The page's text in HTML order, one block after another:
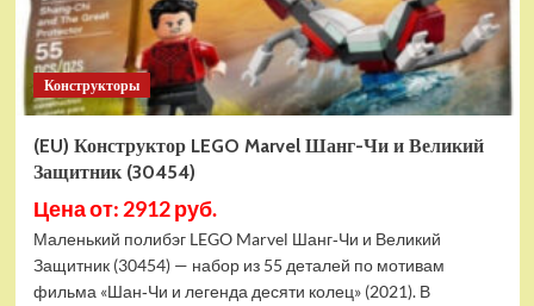
Конструкторы
(EU) Конструктор LEGO Marvel Шанг-Чи и Великий
Защитник (30454)
Цена от: 2912 руб.
Маленький полибэг LEGO Marvel Шанг‑Чи и Великий
Защитник (30454) — набор из 55 деталей по мотивам
фильма «Шан‑Чи и легенда десяти колец» (2021). В